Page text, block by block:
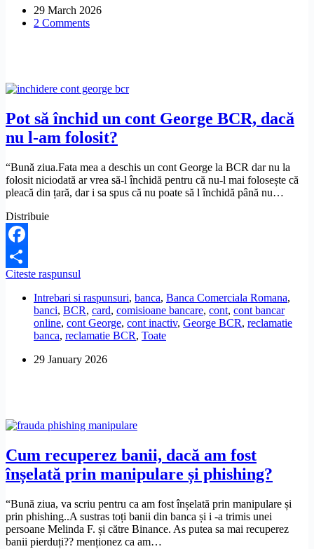
Wallet
Suport?
29 March 2026
2 Comments
Pot să închid un cont George BCR, dacă
nu l-am folosit?
“Bună ziua.Fata mea a deschis un cont George la BCR dar nu la
folosit niciodată ar vrea să-l închidă pentru că nu-l mai folosește că
pleacă din țară, dar i sa spus că nu poate să l închidă până nu…
Distribuie
Facebook
Share
Citeste raspunsul
închid
un
cont
George
dacă
Intrebari si raspunsuri, banca, Banca Comerciala Romana,
banci, BCR, card, comisioane bancare, cont, cont bancar
online, cont George, cont inactiv, George BCR, reclamatie
banca, reclamatie BCR, Toate
29 January 2026
Cum recuperez banii, dacă am fost
înșelată prin manipulare și phishing?
“Bună ziua, va scriu pentru ca am fost înșelată prin manipulare și
prin phishing..A sustras toți banii din banca și i -a trimis unei
persoane Melinda F. și către Binance. As putea sa mai recuperez
banii pierduți?? menționez ca am…